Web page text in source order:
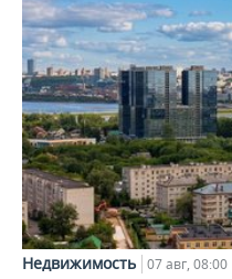
Недвижимость 07 авг, 08:00